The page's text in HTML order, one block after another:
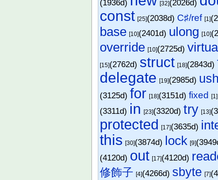
(1936d) [32](2026d)
const [25](2038d) C♯/ref [1]
base [10](2401d) ulong [10]
override [10](2725d)
[15](2762d) struct [18](2843d)
delegate [19](2985d)
(3125d) for [18](3151d)fixed [1]
(3311d) in [23](3320d)try [13]
protected [17](3635d)
this [30](3874d) lock [9]
(4120d) out [17](4120d)
修飾子 [4](4266d) sbyte [7]